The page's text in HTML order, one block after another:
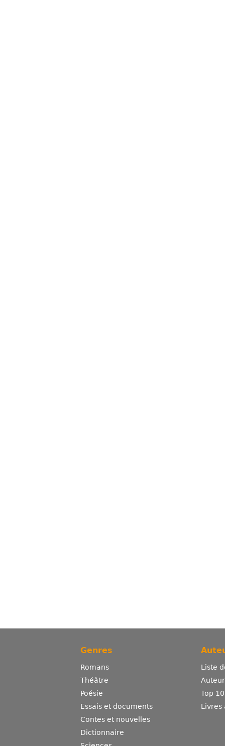
Genres
Romans
Théâtre
Poésie
Essais et documents
Contes et nouvelles
Dictionnaire
Liste
Top
Livres